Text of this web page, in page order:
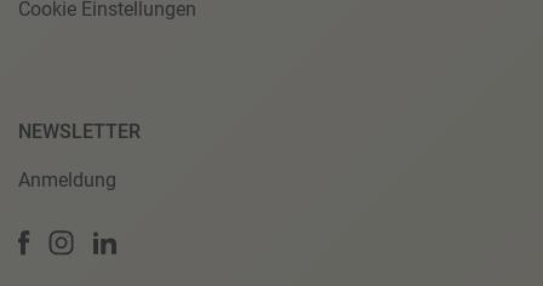
Cookie Einstellungen
NEWSLETTER
Anmeldung